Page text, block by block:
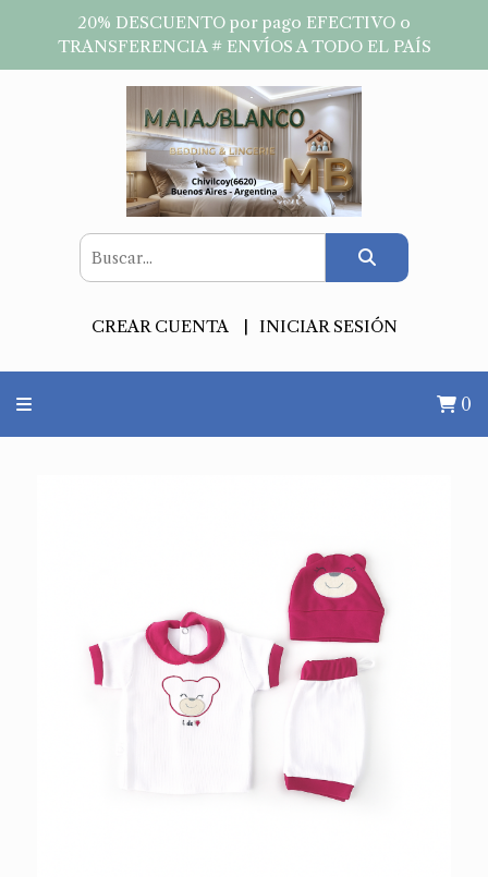
20% DESCUENTO por pago EFECTIVO o
TRANSFERENCIA # ENVÍOS A TODO EL PAÍS
CREAR CUENTA INICIAR SESIÓN
0